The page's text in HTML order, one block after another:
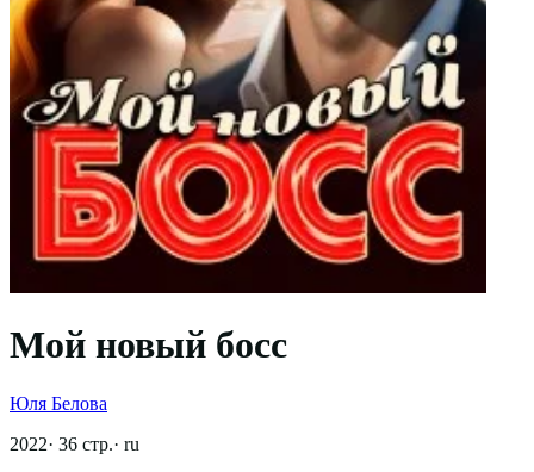
Мой новый босс
Юля Белова
2022· 36 стр.· ru